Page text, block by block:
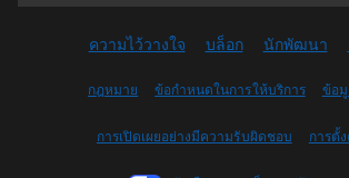
English (UK)
English (US)
Français (Canada)
Français (France)
ความไว้วางใจ บล็อก นักพัฒนา
กฎหมาย ข้อกำหนดในการให้บริการ ข้อ
การเปิดเผยอย่างมีความรับผิดชอบ การตั้